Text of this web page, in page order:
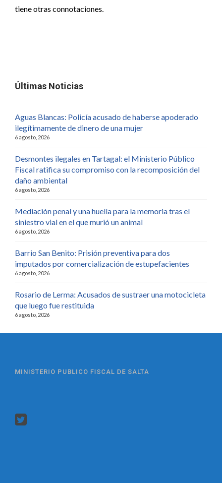
tiene otras connotaciones.
Últimas Noticias
Aguas Blancas: Policía acusado de haberse apoderado
ilegítimamente de dinero de una mujer
6 agosto, 2026
Desmontes ilegales en Tartagal: el Ministerio Público
Fiscal ratifica su compromiso con la recomposición del
daño ambiental
6 agosto, 2026
Mediación penal y una huella para la memoria tras el
siniestro vial en el que murió un animal
6 agosto, 2026
Barrio San Benito: Prisión preventiva para dos
imputados por comercialización de estupefacientes
6 agosto, 2026
Rosario de Lerma: Acusados de sustraer una motocicleta
que luego fue restituida
6 agosto, 2026
MINISTERIO PUBLICO FISCAL DE SALTA